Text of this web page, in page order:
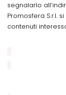
segnalarlo
Promosfera S.r.l.
contenuti